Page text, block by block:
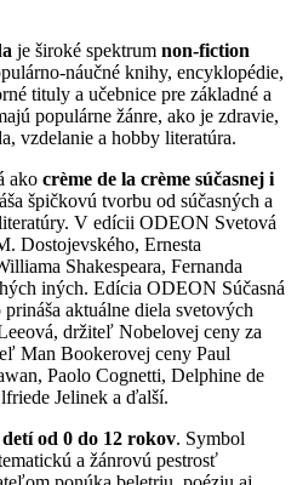
je široké spektrum non-fiction
náučné knihy, encyklopédie,
tituly a učebnice pre základné a
populárne žánre, ako je zdravie,
vzdelanie a hobby literatúra.
ako crème de la crème súčasnej i
špičkovú tvorbu od súčasných a
V edícii ODEON Svetová
Dostojevského, Ernesta
Shakespeara, Fernanda
iných. Edícia ODEON Súčasná
aktuálne diela svetových
držiteľ Nobelovej ceny za
Man Bookerovej ceny Paul
Paolo Cognetti, Delphine de
Jelinek a ďalší.
detí od 0 do 12 rokov. Symbol
a žánrovú pestrosť